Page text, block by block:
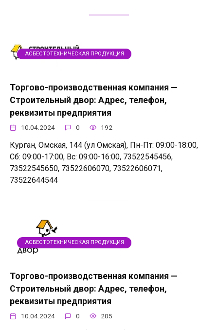
АСБЕСТОТЕХНИЧЕСКАЯ ПРОДУКЦИЯ
Торгово-производственная компания —
Строительный двор: Адрес, телефон,
реквизиты предприятия
10.04.2024 0 192
Курган, Омская, 144 (ул Омская), Пн-Пт: 09:00-18:00,
Сб: 09:00-17:00, Вс: 09:00-16:00, 73522545456,
73522545650, 73522606070, 73522606071,
73522644544
АСБЕСТОТЕХНИЧЕСКАЯ ПРОДУКЦИЯ
Торгово-производственная компания —
Строительный двор: Адрес, телефон,
реквизиты предприятия
10.04.2024 0 205